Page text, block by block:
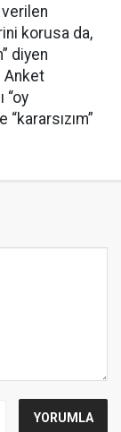
korusa da,
diyen
Anket
“oy